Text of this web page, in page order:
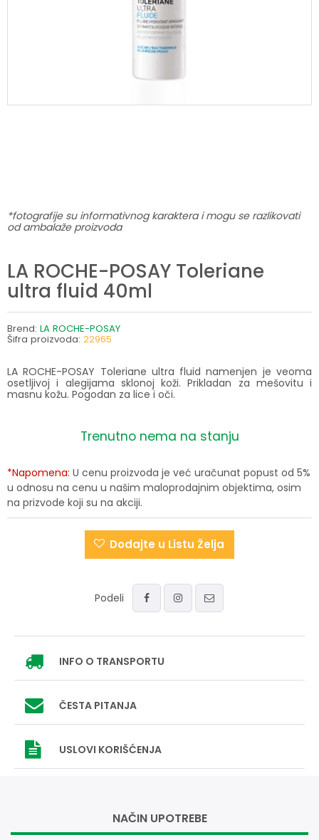
*fotografije su informativnog karaktera i mogu se razlikovati
od ambalaže proizvoda
LA ROCHE-POSAY Toleriane
ultra fluid 40ml
Brend: LA ROCHE-POSAY
Šifra proizvoda: 22965
LA ROCHE-POSAY Toleriane ultra fluid namenjen je veoma
osetljivoj i alegijama sklonoj koži. Prikladan za mešovitu i
masnu kožu. Pogodan za lice i oči.
Trenutno nema na stanju
*Napomena: U cenu proizvoda je već uračunat popust od 5%
u odnosu na cenu u našim maloprodajnim objektima, osim
na prizvode koji su na akciji.
Dodajte u Listu Želja
Podeli
INFO O TRANSPORTU
ČESTA PITANJA
USLOVI KORIŠĆENJA
NAČIN UPOTREBE